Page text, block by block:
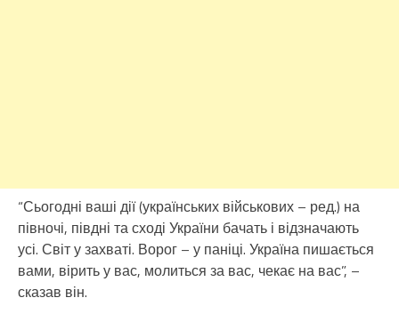
“Сьогодні ваші дії (українських військових – ред.) на
півночі, півдні та сході України бачать і відзначають
усі. Світ у захваті. Ворог – у паніці. Україна пишається
вами, вірить у вас, молиться за вас, чекає на вас”, –
сказав він.